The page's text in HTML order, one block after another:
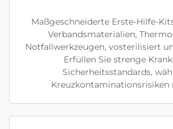
Maßgeschneiderte Erste-Hilfe-
Verbandsmaterialien,
Notfallwerkzeugen, vosterilisiert
Erfüllen Sie strenge
Sicherheitsstandards,
Kreuzkontaminationsrisiken